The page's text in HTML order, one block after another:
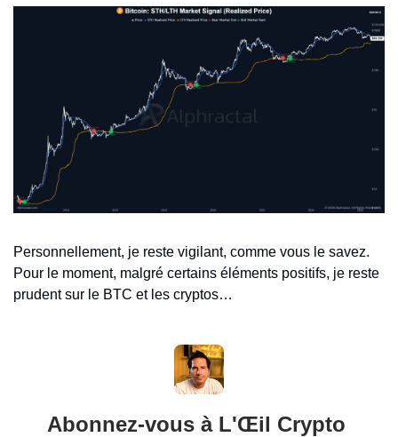
Personnellement, je reste vigilant, comme vous le savez.
Pour le moment, malgré certains éléments positifs, je reste
prudent sur le BTC et les cryptos…
Abonnez-vous à L'Œil Crypto